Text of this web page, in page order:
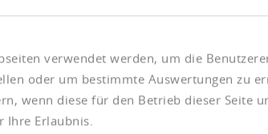
verwendet werden, um die
oder um bestimmte Auswertungen zu
wenn diese für den Betrieb dieser Seite
Ihre Erlaubnis.
*